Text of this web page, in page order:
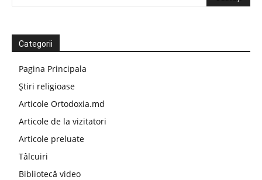
Categorii
Pagina Principala
Știri religioase
Articole Ortodoxia.md
Articole de la vizitatori
Articole preluate
Tâlcuiri
Bibliotecă video